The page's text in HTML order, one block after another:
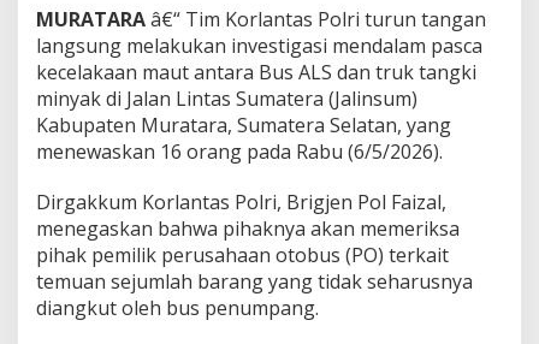
a
n
M
a
u
M
r
a
t
a
r
a
MURATARAâ€“ Tim Korlantas Polri turun tangan
langsung melakukan investigasi mendalam pasca
kecelakaan maut antara Bus ALS dan truk tangki
minyak di Jalan Lintas Sumatera (Jalinsum)
Kabupaten Muratara, Sumatera Selatan, yang
menewaskan 16 orang pada Rabu (6/5/2026).
Dirgakkum Korlantas Polri, Brigjen Pol Faizal,
menegaskan bahwa pihaknya akan memeriksa
pihak pemilik perusahaan otobus (PO) terkait
temuan sejumlah barang yang tidak seharusnya
diangkut oleh bus penumpang.